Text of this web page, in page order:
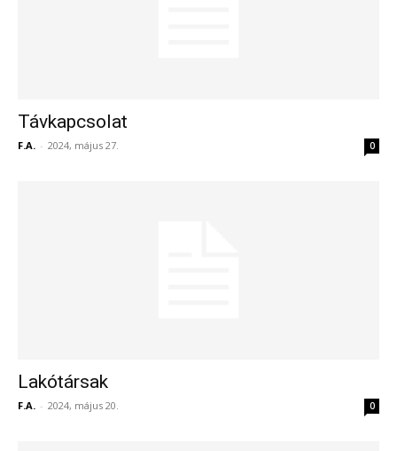
Távkapcsolat
F.A. - 2024, május 27. 0
Lakótársak
F.A. - 2024, május 20. 0